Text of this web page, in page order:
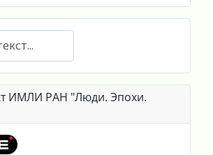
ИМЛИ РАН "Люди. Эпохи.